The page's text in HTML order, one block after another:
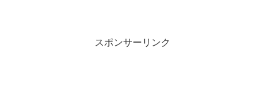
スポンサーリンク